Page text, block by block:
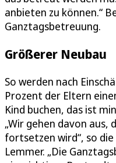
anbieten zu können.“
Ganztagsbetreuung.
Größerer Neubau
So werden nach
Prozent der Eltern
Kind buchen, das ist
„Wir gehen davon aus,
fortsetzen wird“, so
Lemmer. „Die